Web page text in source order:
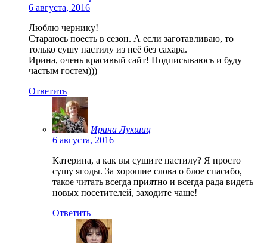
6 августа, 2016
Люблю чернику!
Стараюсь поесть в сезон. А если заготавливаю, то
только сушу пастилу из неё без сахара.
Ирина, очень красивый сайт! Подписываюсь и буду
частым гостем)))
Ответить
Ирина Лукшиц
6 августа, 2016
Катерина, а как вы сушите пастилу? Я просто
сушу ягоды. За хорошие слова о блое спасибо,
такое читать всегда приятно и всегда рада видеть
новых посетителей, заходите чаще!
Ответить